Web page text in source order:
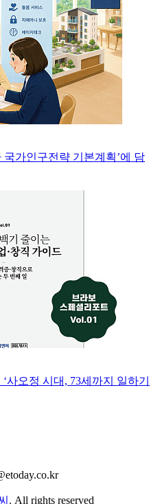
국가인구전략 기본계획’에 담
사오정 시대, 73세까지 일하기
. All rights reserved